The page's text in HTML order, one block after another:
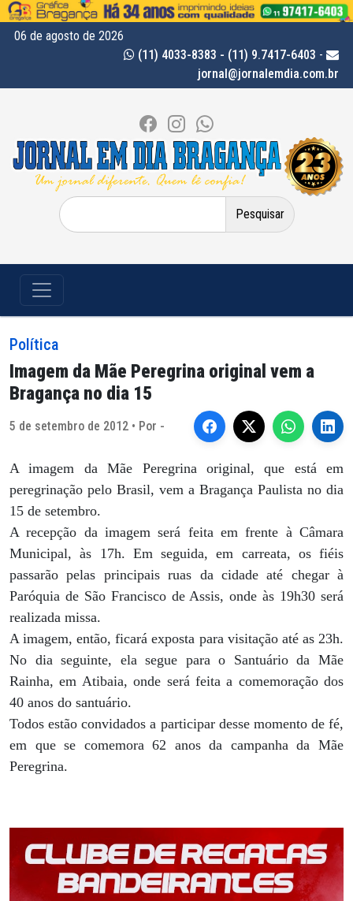
06 de agosto de 2026
(11) 4033-8383 - (11) 9.7417-6403 -
jornal@jornalemdia.com.br
Pesquisar
por:
Política
Imagem da Mãe Peregrina original vem a
Bragança no dia 15
5 de setembro de 2012 • Por -
A imagem da Mãe Peregrina original, que está em
peregrinação pelo Brasil, vem a Bragança Paulista no dia
15 de setembro.
A recepção da imagem será feita em frente à Câmara
Municipal, às 17h. Em seguida, em carreata, os fiéis
passarão pelas principais ruas da cidade até chegar à
Paróquia de São Francisco de Assis, onde às 19h30 será
realizada missa.
A imagem, então, ficará exposta para visitação até as 23h.
No dia seguinte, ela segue para o Santuário da Mãe
Rainha, em Atibaia, onde será feita a comemoração dos
40 anos do santuário.
Todos estão convidados a participar desse momento de fé,
em que se comemora 62 anos da campanha da Mãe
Peregrina.